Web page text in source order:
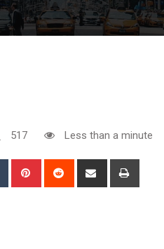
517 Less than a minute
Tumblr Pinterest Reddit
Share